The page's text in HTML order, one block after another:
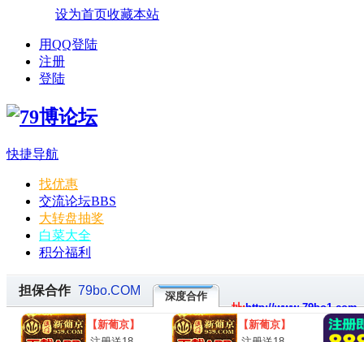
设为首页收藏本站
用QQ登陆
注册
登陆
快捷导航
找优惠
交流论坛BBS
大转盘抽奖
白菜大全
积分福利